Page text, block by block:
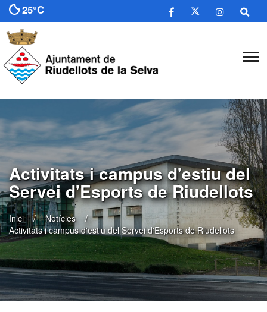
25°C
Activitats i campus d'estiu del
Servei d'Esports de Riudellots
Inici
Notícies
Activitats i campus d'estiu del Servei d'Esports de Riudellots